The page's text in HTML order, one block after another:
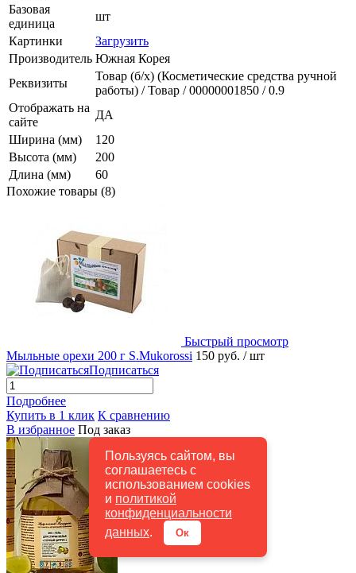
Пользуясь сайтом, вы
соглашаетесь с
использованием cookies
и политикой
конфиденциальности
данных. Ок
Базовая
единица
шт
Картинки
Загрузить
Производитель Южная Корея
Реквизиты
Товар (б/х) (Косметические средства ручной
работы) / Товар / 00000001850 / 0.9
Отображать на
сайте
ДА
Ширина (мм)
120
Высота (мм)
200
Длина (мм)
60
Похожие товары (8)
Быстрый просмотр
Мыльные орехи 200 г S.Mukorossi 150 руб. / шт
Подписаться
Подробнее
Купить в 1 клик К сравнению
В избранное Под заказ